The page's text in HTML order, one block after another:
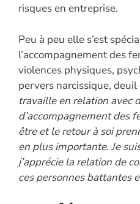
risques en entreprise.
Peu à peu elle s’est
l’accompagnement des
violences physiques,
pervers narcissique, deuil
travaille en relation avec
d’accompagnement des
être et le retour à soi
en plus importante. Je
j’apprécie la relation de
ces personnes battantes